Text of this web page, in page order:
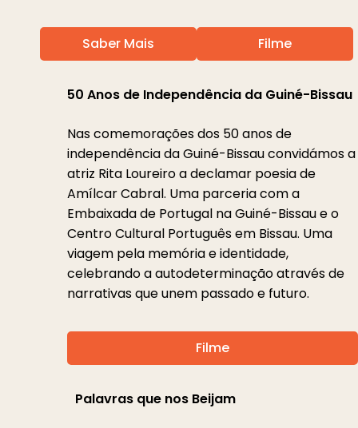
Saber Mais Filme
50 Anos de Independência da Guiné-Bissau
Nas comemorações dos 50 anos de
independência da Guiné-Bissau convidámos a
atriz Rita Loureiro a declamar poesia de
Amílcar Cabral. Uma parceria com a
Embaixada de Portugal na Guiné-Bissau e o
Centro Cultural Português em Bissau. Uma
viagem pela memória e identidade,
celebrando a autodeterminação através de
narrativas que unem passado e futuro.
Filme
Palavras que nos Beijam